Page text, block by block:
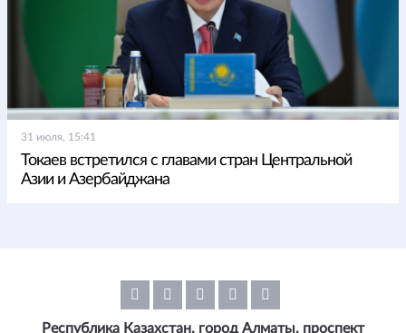
31 июля, 15:41
Токаев встретился с главами стран Центральной
Азии и Азербайджана
Республика Казахстан, город Алматы, проспект